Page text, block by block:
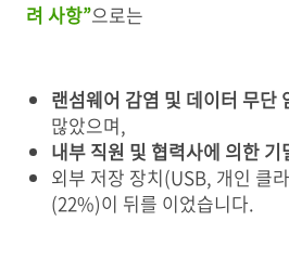
려 사항”으로는
랜섬웨어 감염 및 데이터 무단
많았으며,
내부 직원 및 협력사에 의한
외부 저장 장치(USB, 개인 클
(22%)이 뒤를 이었습니다.